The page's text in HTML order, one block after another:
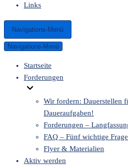
Links
Navigations-Menü
Navigations-Menü
Startseite
Forderungen
Wir fordern: Dauerstellen
Daueraufgaben!
Forderungen –
FAQ – Fünf wichtige
Flyer & Materialien
Aktiv werden